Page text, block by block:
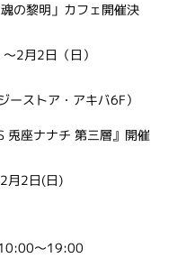
の黎明」カフェ開催決
2月2日（日）
ーストア・アキバ6F）
兎座ナナチ 第三層』開催
月2日(日)
10:00～19:00